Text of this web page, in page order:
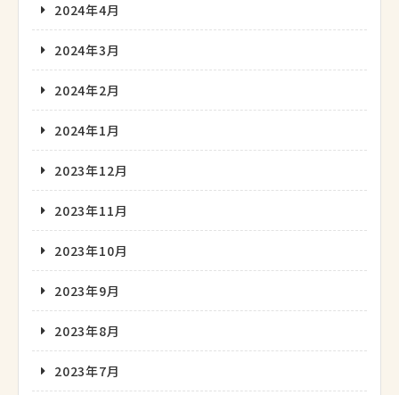
2024年4月
2024年3月
2024年2月
2024年1月
2023年12月
2023年11月
2023年10月
2023年9月
2023年8月
2023年7月